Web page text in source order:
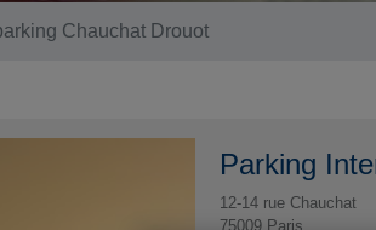
Chauchat Drouot
Parking
12-14 rue Chauchat
75009 Paris